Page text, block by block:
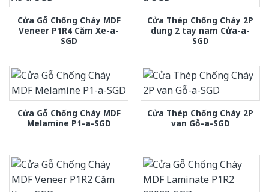
Cửa Gỗ Chống Cháy MDF
Veneer P1R4 Căm Xe-a-
SGD
Cửa Thép Chống Cháy 2P
dung 2 tay nam Cửa-a-
SGD
Cửa Gỗ Chống Cháy MDF
Melamine P1-a-SGD
Cửa Thép Chống Cháy 2P
van Gỗ-a-SGD